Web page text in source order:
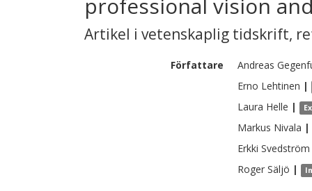
professional vision
Artikel i vetenskaplig tidskrift,
Författare Andreas
Erno Lehtinen |
Laura Helle |
Markus Nivala |
Erkki Svedström
Roger Säljö |